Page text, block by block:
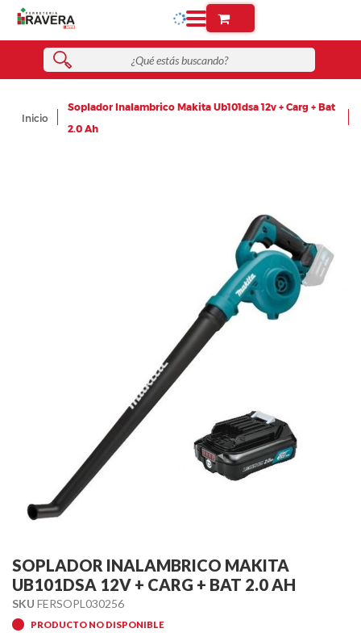
Inicio
Soplador Inalambrico Makita Ub101dsa 12v + Carg + Bat
2.0 Ah
to
the
beginning
of
the
SOPLADOR INALAMBRICO MAKITA
UB101DSA 12V + CARG + BAT 2.0 AH
SKU FERSOPL030256
PRODUCTO NO DISPONIBLE